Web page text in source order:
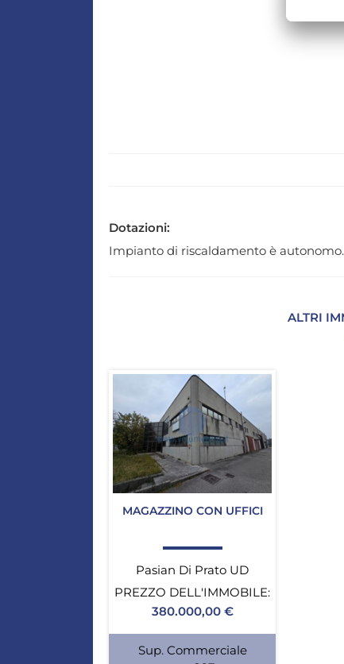
Dotazioni:
Impianto di riscaldamento è autonomo.
ALTRI
MAGAZZINO CON UFFICI
Pasian Di Prato UD
PREZZO DELL'IMMOBILE:
380.000,00 €
Sup. Commerciale